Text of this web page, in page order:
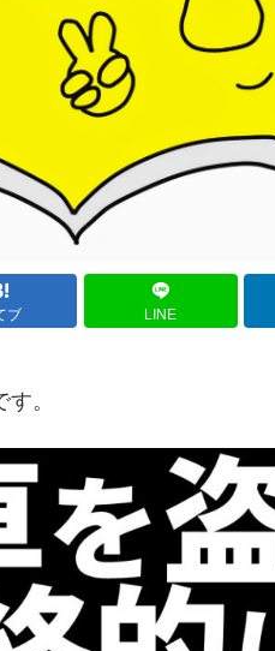
ブ LINE
。